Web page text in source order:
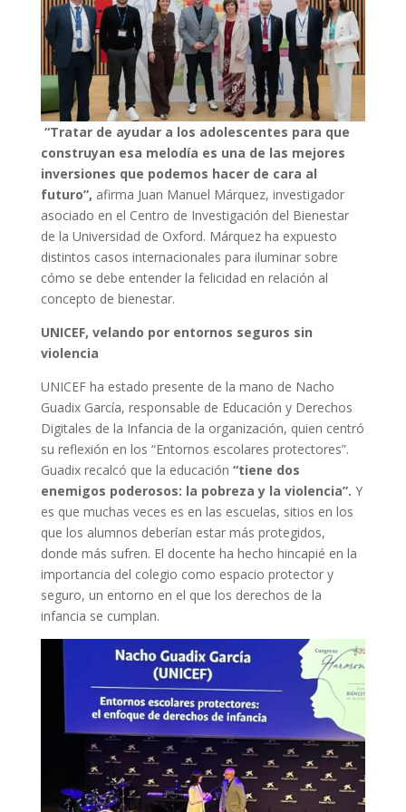
“Tratar de ayudar a los adolescentes para que
construyan esa melodía es una de las mejores
inversiones que podemos hacer de cara al
futuro”, afirma Juan Manuel Márquez, investigador
asociado en el Centro de Investigación del Bienestar
de la Universidad de Oxford. Márquez ha expuesto
distintos casos internacionales para iluminar sobre
cómo se debe entender la felicidad en relación al
concepto de bienestar.
UNICEF, velando por entornos seguros sin
violencia
UNICEF ha estado presente de la mano de Nacho
Guadix García, responsable de Educación y Derechos
Digitales de la Infancia de la organización, quien centró
su reflexión en los “Entornos escolares protectores”.
Guadix recalcó que la educación “tiene dos
enemigos poderosos: la pobreza y la violencia”. Y
es que muchas veces es en las escuelas, sitios en los
que los alumnos deberían estar más protegidos,
donde más sufren. El docente ha hecho hincapié en la
importancia del colegio como espacio protector y
seguro, un entorno en el que los derechos de la
infancia se cumplan.